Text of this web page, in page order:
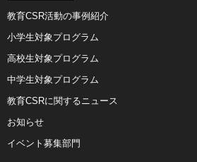
教育CSR活動の事例紹介
小学生対象プログラム
高校生対象プログラム
中学生対象プログラム
教育CSRに関するニュース
お知らせ
イベント募集部門